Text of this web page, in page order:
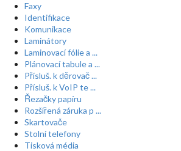
Faxy
Identifikace
Komunikace
Laminátory
Laminovací fólie a ...
Plánovací tabule a ...
Přísluš. k děrovač ...
Přísluš. k VoIP te ...
Řezačky papíru
Rozšířená záruka p ...
Skartovače
Stolní telefony
Tisková média